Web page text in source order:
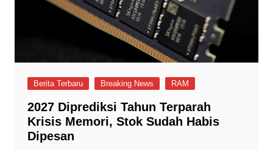
Berita Terbaru Breaking News RAM
2027 Diprediksi Tahun Terparah
Krisis Memori, Stok Sudah Habis
Dipesan